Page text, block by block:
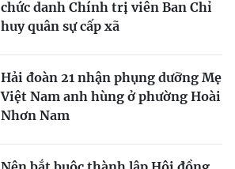
chức danh Chính trị viên Ban Chỉ
huy quân sự cấp xã
Hải đoàn 21 nhận phụng dưỡng Mẹ
Việt Nam anh hùng ở phường Hoài
Nhơn Nam